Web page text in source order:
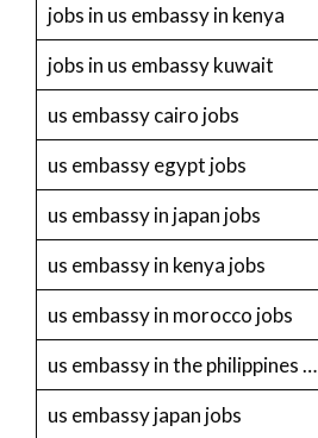
jobs in us embassy in kenya
jobs in us embassy kuwait
us embassy cairo jobs
us embassy egypt jobs
us embassy in japan jobs
us embassy in kenya jobs
us embassy in morocco jobs
us embassy in the philippines …
us embassy japan jobs